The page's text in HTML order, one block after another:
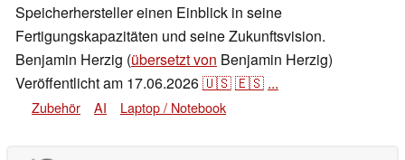
Speicherhersteller einen Einblick in seine
Fertigungskapazitäten und seine Zukunftsvision.
Benjamin Herzig (übersetzt von Benjamin Herzig)
Veröffentlicht am 17.06.2026🇺🇸🇪🇸 ...
Zubehör AI Laptop / Notebook